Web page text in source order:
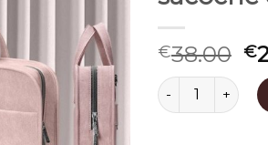
€38.00 €
quantité de